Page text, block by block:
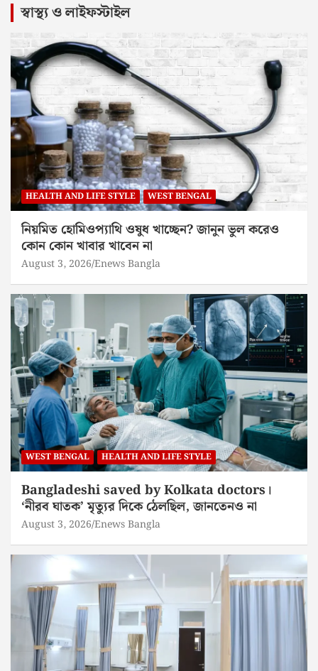
স্বাস্থ্য ও লাইফস্টাইল
HEALTH AND LIFE STYLE WEST BENGAL
নিয়মিত হোমিওপ্যাথি ওষুধ খাচ্ছেন? জানুন ভুল করেও
কোন কোন খাবার খাবেন না
August 3, 2026 Enews Bangla
WEST BENGAL HEALTH AND LIFE STYLE
Bangladeshi saved by Kolkata doctors।
‘নীরব ঘাতক’ মৃত্যুর দিকে ঠেলছিল, জানতেনও না
August 3, 2026 Enews Bangla